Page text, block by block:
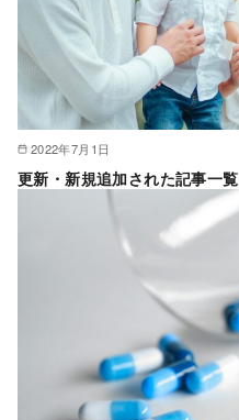
2022年7月1日
更新・新規追加された記事一覧